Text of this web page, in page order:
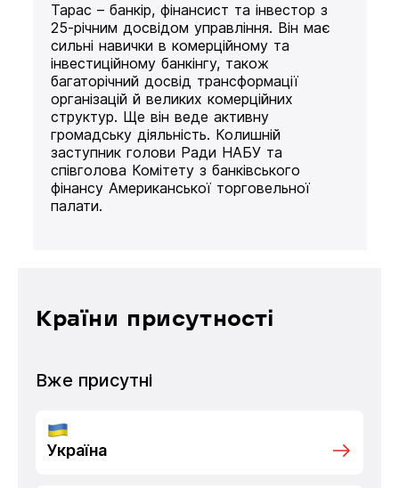
Тарас – банкір, фінансист та інвестор з
25-річним досвідом управління. Він має
сильні навички в комерційному та
інвестиційному банкінгу, також
багаторічний досвід трансформації
організацій й великих комерційних
структур. Ще він веде активну
громадську діяльність. Колишній
заступник голови Ради НАБУ та
співголова Комітету з банківського
фінансу Американської торговельної
палати.
Країни присутності
Вже присутні
Україна